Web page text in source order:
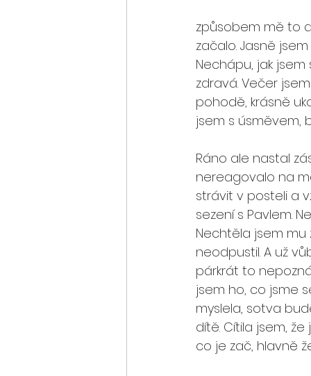
způsobem mě to
začalo. Jasně
Nechápu, jak
zdravá. Večer
pohodě, krásně
jsem s úsměvem,
Ráno ale nastal
nereagovalo na
strávit v posteli a
sezení s Pavlem.
Nechtěla jsem
neodpustil. A už
párkrát to
jsem ho, co jsme
myslela, sotva
dítě. Cítila jsem,
co je zač, hlavně